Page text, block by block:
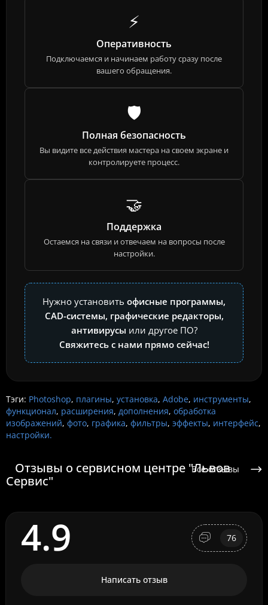
⚡
Оперативность
Подключаемся и начинаем работу сразу после
вашего обращения.
🛡️
Полная безопасность
Вы видите все действия мастера на своем экране и
контролируете процесс.
🤝
Поддержка
Остаемся на связи и отвечаем на вопросы после
настройки.
Нужно установить офисные программы,
CAD-системы, графические редакторы,
антивирусы или другое ПО?
Свяжитесь с нами прямо сейчас!
Тэги: Photoshop, плагины, установка, Adobe, инструменты,
функционал, расширения, дополнения, обработка
изображений, фото, графика, фильтры, эффекты, интерфейс,
настройки.
Отзывы о сервисном центре "Львов
Сервис"
Все отзывы
4.9 76
Написать отзыв